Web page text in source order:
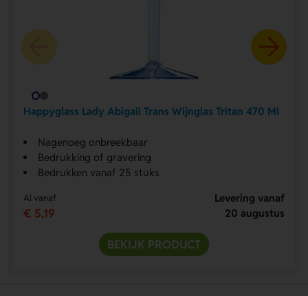
Happyglass Lady Abigail Trans Wijnglas Tritan 470 Ml
Nagenoeg onbreekbaar
Bedrukking of gravering
Bedrukken vanaf 25 stuks
Al vanaf
€ 5,19
Levering vanaf
20 augustus
BEKIJK PRODUCT